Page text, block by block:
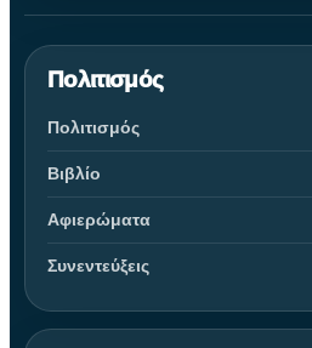
Πολιτισμός
Πολιτισμός
Βιβλίο
Αφιερώματα
Συνεντεύξεις